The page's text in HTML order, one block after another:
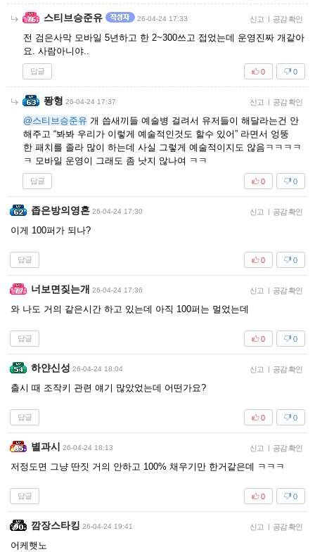
스티브승준유 26-04-24 17:33 신고 | 공감 확인
전 검은사막 모바일 5년하고 한 2~300쓰고 접었는데 운영진짜 개같아
요. 사람아니야..
답글 0
0
퐝형 26-04-24 17:37 신고 | 공감 확인
@스티브승준유 개 씁새끼들 예술병 걸려서 유저들이 해달라는건 안
해주고 “봐봐 우리가 이렇게 예술적인것도 할수 있어” 라면서 엉뚱
한 패치를 졸라 많이 하는데 사실 그렇게 예술적이지도 않음ㅋㅋㅋㅋ
ㅋ 모바일 운영이 그래도 좀 낫지 않나여 ㅋㅋ
답글 0
0
좁은방의영혼 26-04-24 17:30 신고 | 공감 확인
이게 100퍼가 되나?
답글 0
0
너보면짖는개 26-04-24 17:36 신고 | 공감 확인
와 나도 거의 같은시간 하고 있는데 아직 100퍼는 멀었는데
답글 0
0
하얀신성 26-04-24 18:04 신고 | 공감 확인
출시 때 조작키 관련 얘기 많았었는데 어떤가요?
답글 0
0
별과시 26-04-24 18:13 신고 | 공감 확인
저정도면 그냥 딴짓 거의 안하고 100% 채우기만 한거같은데 ㅋㅋㅋ
답글 0
0
깜장스타킹 26-04-24 19:41 신고 | 공감 확인
어케햇노